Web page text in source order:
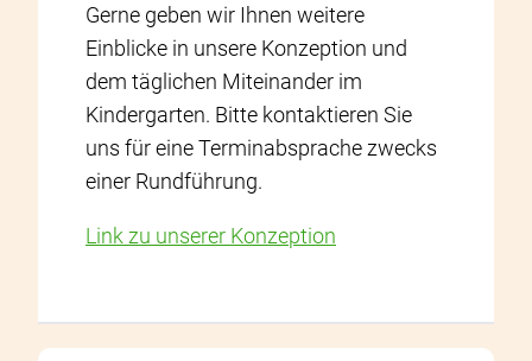
Gerne geben wir Ihnen weitere
Einblicke in unsere Konzeption und
dem täglichen Miteinander im
Kindergarten. Bitte kontaktieren Sie
uns für eine Terminabsprache zwecks
einer Rundführung.
Link zu unserer Konzeption